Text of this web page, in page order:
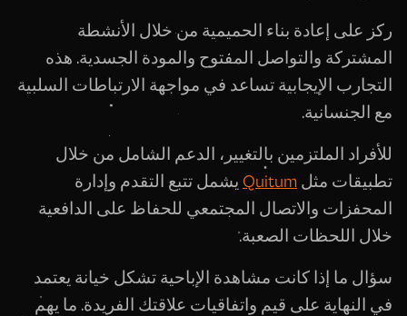
ركز على إعادة بناء الحميمية من خلال الأنشطة
المشتركة والتواصل المفتوح والمودة الجسدية. هذه
التجارب الإيجابية تساعد في مواجهة الارتباطات السلبية
مع الجنسانية.
للأفراد الملتزمين بالتغيير، الدعم الشامل من خلال
تطبيقات مثل Quitum يشمل تتبع التقدم وإدارة
المحفزات والاتصال المجتمعي للحفاظ على الدافعية
خلال اللحظات الصعبة.
سؤال ما إذا كانت مشاهدة الإباحية تشكل خيانة يعتمد
في النهاية على قيم واتفاقيات علاقتك الفريدة. ما يهم